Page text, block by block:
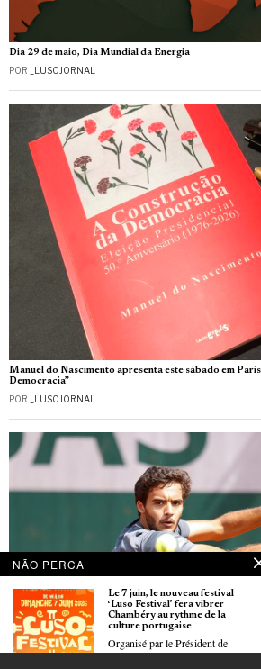
Dia 29 de maio, Dia Mundial da Energia
POR _LUSOJORNAL
Manuel do Nascimento apresenta este sábado em
Democracia”
POR _LUSOJORNAL
NÃO PERCA
Le 7 juin, le nouveau festival
‘Luso Festival’ fera vibrer
Chambéry au rythme de la
culture portugaise
Organisé par le Président de
l’Arena